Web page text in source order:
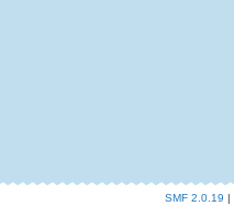
SMF 2.0.19 |